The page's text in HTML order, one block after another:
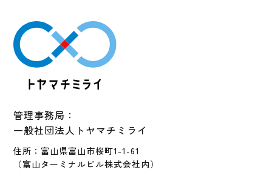
管理事務局：
一般社団法人トヤマチミライ
住所：富山県富山市桜町1-1-61
（富山ターミナルビル株式会社内）